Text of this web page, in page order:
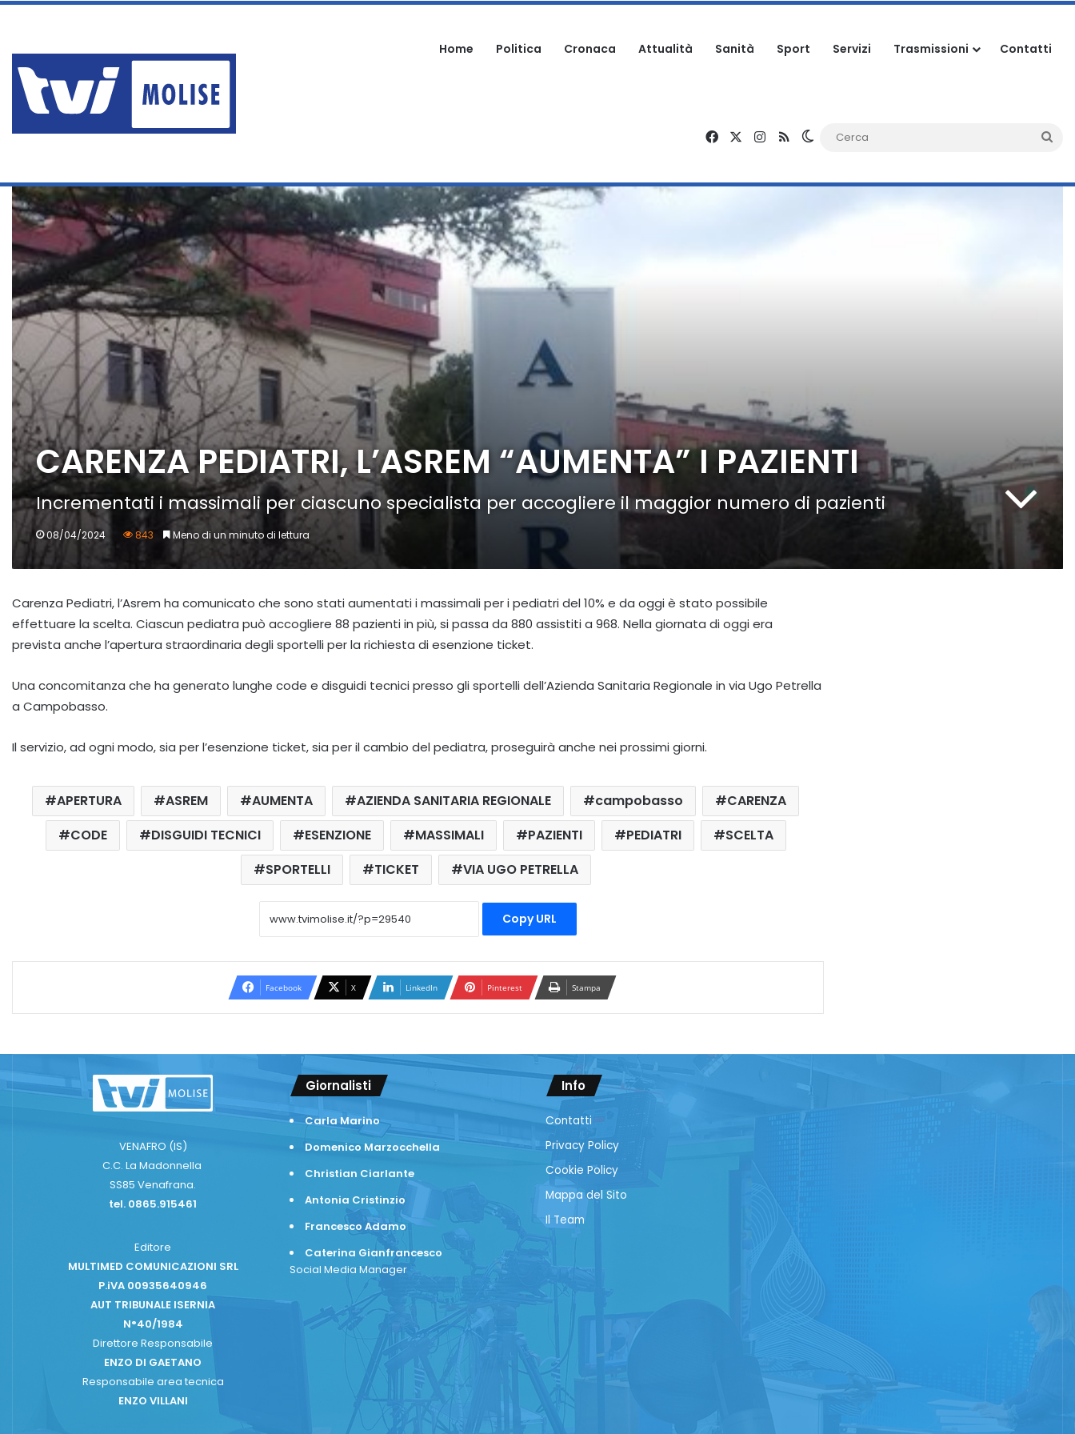
Home Politica Cronaca Attualità Sanità Sport Servizi Trasmissioni Contatti
FacebookInstagram
RSS Cambia aspetto
giovedì, Agosto 6 2026
CARENZA PEDIATRI, L’ASREM “AUMENTA” I PAZIENTI
Incrementati i massimali per ciascuno specialista per accogliere il maggior numero di pazienti
08/04/2024 843 Meno di un minuto di lettura
Carenza Pediatri, l’Asrem ha comunicato che sono stati aumentati i massimali per i pediatri del 10% e da oggi è stato possibile
effettuare la scelta. Ciascun pediatra può accogliere 88 pazienti in più, si passa da 880 assistiti a 968. Nella giornata di oggi era
prevista anche l’apertura straordinaria degli sportelli per la richiesta di esenzione ticket.
Una concomitanza che ha generato lunghe code e disguidi tecnici presso gli sportelli dell’Azienda Sanitaria Regionale in via Ugo Petrella
a Campobasso.
Il servizio, ad ogni modo, sia per l’esenzione ticket, sia per il cambio del pediatra, proseguirà anche nei prossimi giorni.
APERTURA ASREM AUMENTA AZIENDA SANITARIA REGIONALE campobasso
CARENZA
CODE
DISGUIDI TECNICI ESENZIONE MASSIMALI PAZIENTI PEDIATRI
SCELTA
SPORTELLI
TICKET VIA UGO PETRELLA
Copy URL
Facebook X LinkedIn Pinterest Stampa
VENAFRO (IS)
C.C. La Madonnella
SS85 Venafrana.
tel. 0865.915461
Editore
MULTIMED COMUNICAZIONI SRL
P.iVA 00935640946
AUT TRIBUNALE ISERNIA
N°40/1984
Direttore Responsabile
ENZO DI GAETANO
Responsabile area tecnica
ENZO VILLANI
Giornalisti
Carla Marino
Domenico Marzocchella
Christian Ciarlante
Antonia Cristinzio
Francesco Adamo
Caterina Gianfrancesco
Social Media Manager
Info
Contatti
Privacy Policy
Cookie Policy
Mappa del Sito
Il Team